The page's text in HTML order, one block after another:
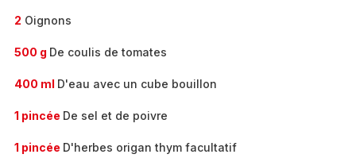
2 Oignons
500 g De coulis de tomates
400 ml D'eau avec un cube bouillon
1 pincée De sel et de poivre
1 pincée D'herbes origan thym facultatif